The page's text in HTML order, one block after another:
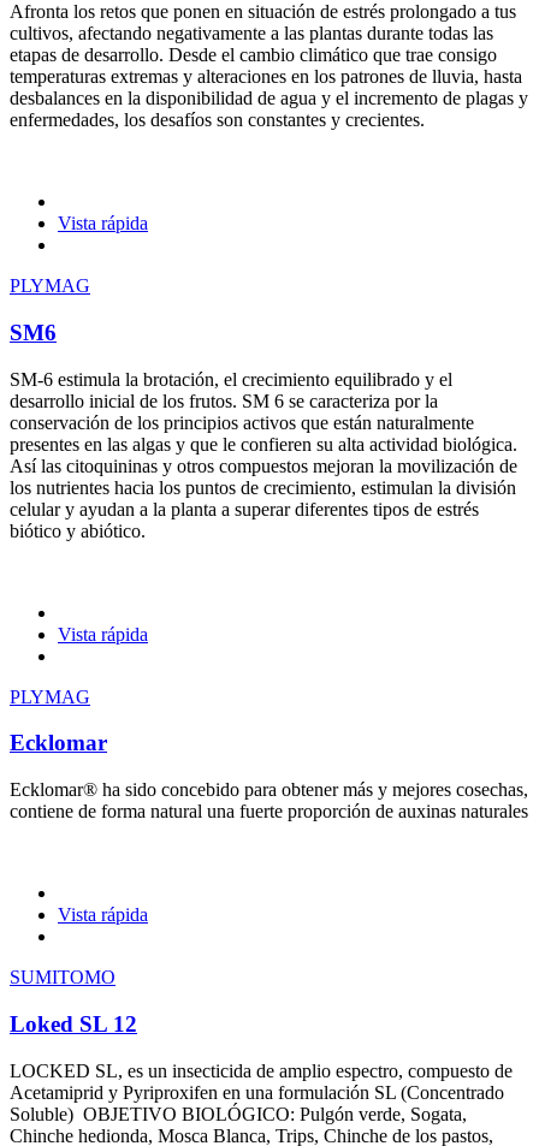
Afronta los retos que ponen en situación de estrés prolongado a tus
cultivos, afectando negativamente a las plantas durante todas las
etapas de desarrollo. Desde el cambio climático que trae consigo
temperaturas extremas y alteraciones en los patrones de lluvia, hasta
desbalances en la disponibilidad de agua y el incremento de plagas y
enfermedades, los desafíos son constantes y crecientes.
Vista rápida
PLYMAG
SM6
SM-6 estimula la brotación, el crecimiento equilibrado y el
desarrollo inicial de los frutos. SM 6 se caracteriza por la
conservación de los principios activos que están naturalmente
presentes en las algas y que le confieren su alta actividad biológica.
Así las citoquininas y otros compuestos mejoran la movilización de
los nutrientes hacia los puntos de crecimiento, estimulan la división
celular y ayudan a la planta a superar diferentes tipos de estrés
biótico y abiótico.
Vista rápida
PLYMAG
Ecklomar
Ecklomar® ha sido concebido para obtener más y mejores cosechas,
contiene de forma natural una fuerte proporción de auxinas naturales
Vista rápida
SUMITOMO
Loked SL 12
LOCKED SL, es un insecticida de amplio espectro, compuesto de
Acetamiprid y Pyriproxifen en una formulación SL (Concentrado
Soluble) OBJETIVO BIOLÓGICO: Pulgón verde, Sogata,
Chinche hedionda, Mosca Blanca, Trips, Chinche de los pastos,